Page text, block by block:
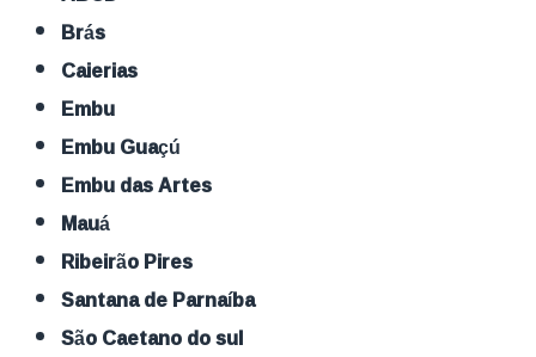
Brás
Caierias
Embu
Embu Guaçú
Embu das Artes
Mauá
Ribeirão Pires
Santana de Parnaíba
São Caetano do sul